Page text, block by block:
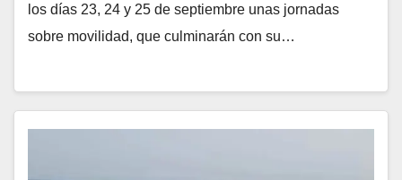
los días 23, 24 y 25 de septiembre unas jornadas
sobre movilidad, que culminarán con su…